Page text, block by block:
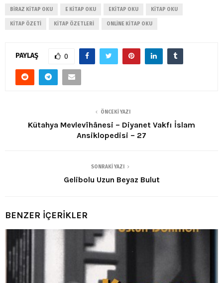
BIRAZ KITAP OKU E KITAP OKU EKITAP OKU KITAP OKU
KITAP ÖZETI KITAP ÖZETLERI ONLINE KITAP OKU
PAYLAŞ 0
ÖNCEKI YAZI
Kütahya Mevlevîhânesi – Diyanet Vakfı İslam
Ansiklopedisi – 27
SONRAKI YAZI
Gelibolu Uzun Beyaz Bulut
BENZER İÇERİKLER